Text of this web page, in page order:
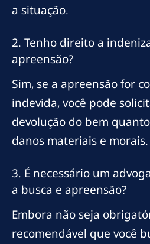
a situação.
2. Tenho direito a
apreensão?
Sim, se a apreensão for
indevida, você pode
devolução do bem
danos materiais e morais.
3. É necessário um
a busca e apreensão?
Embora não seja
recomendável que você